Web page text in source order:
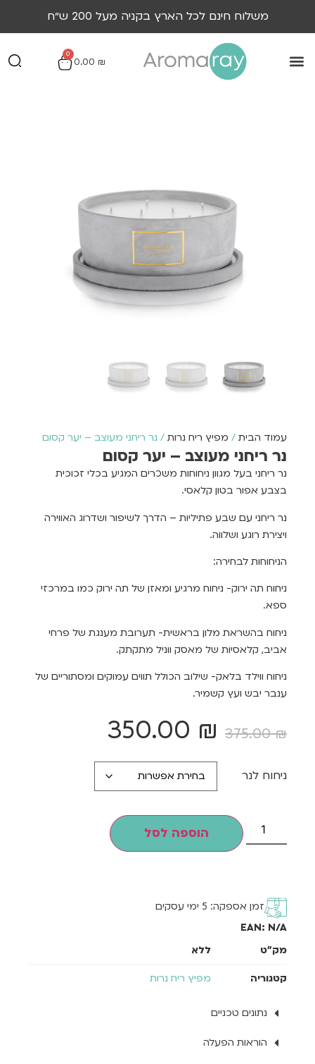
משלוח חינם לכל הארץ בקניה מעל 200 ש״ח
0.00 ₪
0
עמוד הבית / מפיץ ריח נרות / נר ריחני מעוצב – יער קסום
נר ריחני מעוצב – יער קסום
נר ריחני בעל מגוון ניחוחות משכרים המגיע בכלי זכוכית
בצבע אפור בטון קלאסי.
נר ריחני עם שבע פתיליות – הדרך לשיפור ושדרוג האווירה
ויצירת רוגע ושלווה.
הניחוחות לבחירה:
ניחוח תה ירוק- ניחוח מרגיע ומאזן של תה ירוק כמו במרכזי
ספא.
ניחוח בהשראת מלון בראשית- תערובת מענגת של פרחי
אביב, קלאסיות של מאסק ווניל מתקתק.
ניחוח ווילד בלאק- שילוב הכולל תווים עמוקים ומסתוריים של
ענבר יבש ועץ קשמיר.
375.00₪
350.00 ₪
ניחוח לנר
הוספה לסל
זמן אספקה: 5 ימי עסקים
EAN: N/A
מק"ט
ללא
קטגוריה מפיץ ריח נרות
נתונים טכניים
הוראות הפעלה